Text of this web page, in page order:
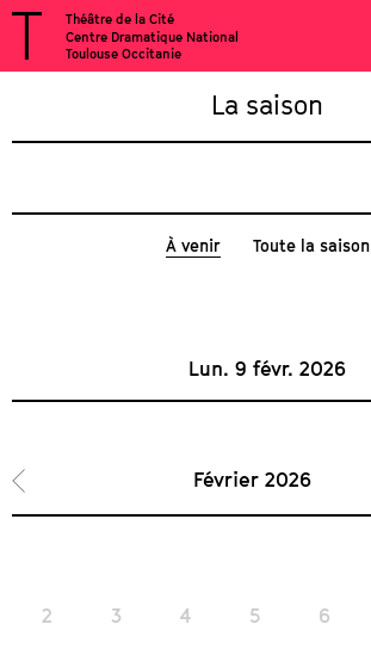
Théâtre de la Cité
Centre Dramatique National
Toulouse Occitanie
À venir Toute la saison
La saison
Lun. 9 févr. 2026
Février 2026
2 3 4 5 6